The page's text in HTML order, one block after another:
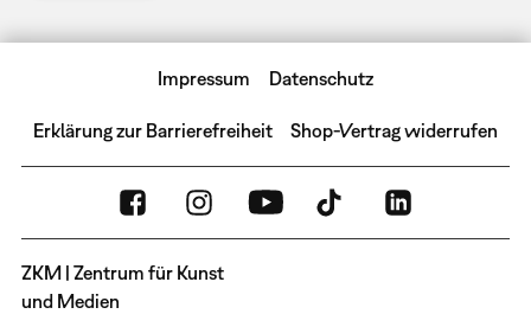
Impressum Datenschutz
Erklärung zur Barrierefreiheit Shop-Vertrag widerrufen
ZKM | Zentrum für Kunst
und Medien